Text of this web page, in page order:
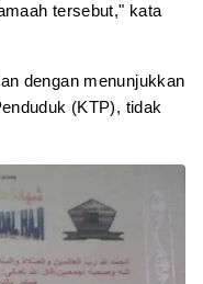
tersebut," kata
dengan menunjukkan
(KTP), tidak